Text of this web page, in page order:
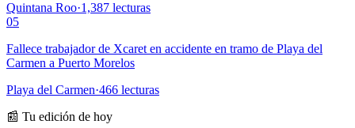
Quintana Roo·1,387 lecturas
05
Fallece trabajador de Xcaret en accidente en tramo de Playa del
Carmen a Puerto Morelos
Playa del Carmen·466 lecturas
📰 Tu edición de hoy